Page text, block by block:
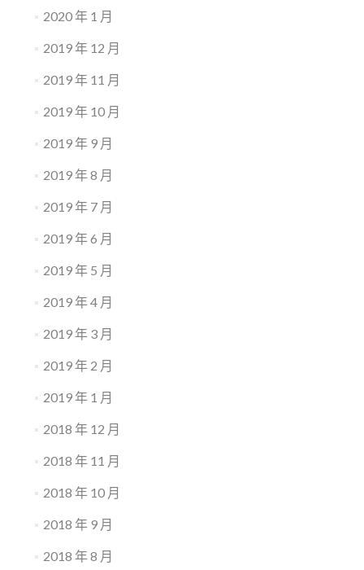
2020 年 1 月
2019 年 12 月
2019 年 11 月
2019 年 10 月
2019 年 9 月
2019 年 8 月
2019 年 7 月
2019 年 6 月
2019 年 5 月
2019 年 4 月
2019 年 3 月
2019 年 2 月
2019 年 1 月
2018 年 12 月
2018 年 11 月
2018 年 10 月
2018 年 9 月
2018 年 8 月